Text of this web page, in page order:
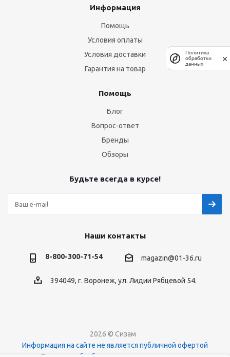
Информация
Помощь
Условия оплаты
Условия доставки
Гарантия на товар
Помощь
Блог
Вопрос-ответ
Бренды
Обзоры
Будьте всегда в курсе!
Наши контакты
8-800-300-71-54 magazin@01-36.ru
394049, г. Воронеж, ул. Лидии Рябцевой 54.
2026 © Сизам
Информация на сайте не является публичной офертой
Политика
обработки
данных